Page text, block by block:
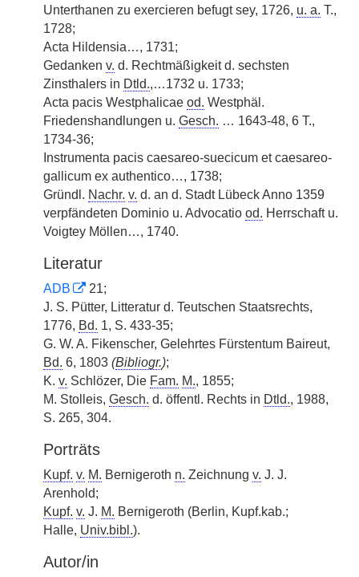
Unterthanen zu exercieren befugt sey, 1726, u. a. T.,
1728;
Acta Hildensia…, 1731;
Gedanken v. d. Rechtmäßigkeit d. sechsten
Zinsthalers in Dtld.,…1732 u. 1733;
Acta pacis Westphalicae od. Westphäl.
Friedenshandlungen u. Gesch. … 1643-48, 6 T.,
1734-36;
Instrumenta pacis caesareo-suecicum et caesareo-
gallicum ex authentico…, 1738;
Gründl. Nachr. v. d. an d. Stadt Lübeck Anno 1359
verpfändeten Dominio u. Advocatio od. Herrschaft u.
Voigtey Möllen…, 1740.
Literatur
ADB
21;
J. S. Pütter, Litteratur d. Teutschen Staatsrechts,
1776, Bd. 1, S. 433-35;
G. W. A. Fikenscher, Gelehrtes Fürstentum Baireut,
Bd. 6, 1803 (Bibliogr.);
K. v. Schlözer, Die Fam. M., 1855;
M. Stolleis, Gesch. d. öffentl. Rechts in Dtld., 1988,
S. 265, 304.
Porträts
Kupf. v. M. Bernigeroth n. Zeichnung v. J. J.
Arenhold;
Kupf. v. J. M. Bernigeroth (Berlin, Kupf.kab.;
Halle, Univ.bibl.).
Autor/in